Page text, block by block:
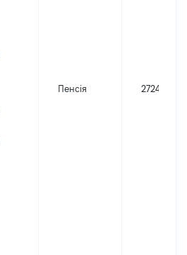
Пенсія 27243